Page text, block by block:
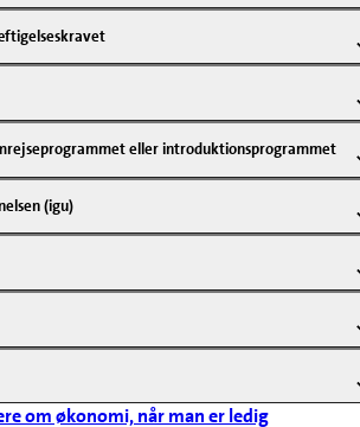
eller introduktionsprogrammet
(igu)
om økonomi, når man er ledig